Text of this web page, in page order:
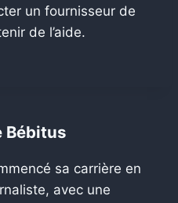
un fournisseur de
de l’aide.
Bébitus
sa carrière en
avec une